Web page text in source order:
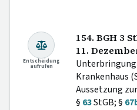
Entscheidung
aufrufen
154. BGH 3
11.
Krankenhaus
Aussetzung
§ 63StGB; §